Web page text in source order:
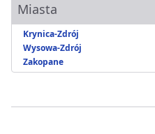
Miasta
Krynica-Zdrój
Wysowa-Zdrój
Zakopane